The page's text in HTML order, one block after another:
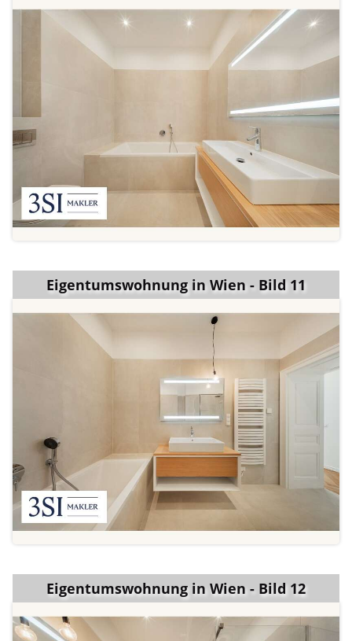
Eigentumswohnung in Wien - Bild 11
Eigentumswohnung in Wien - Bild 12